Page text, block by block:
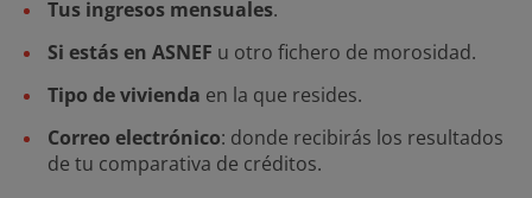
Tus ingresos mensuales.
Si estás en ASNEF u otro fichero de morosidad.
Tipo de vivienda en la que resides.
Correo electrónico: donde recibirás los resultados
de tu comparativa de créditos.